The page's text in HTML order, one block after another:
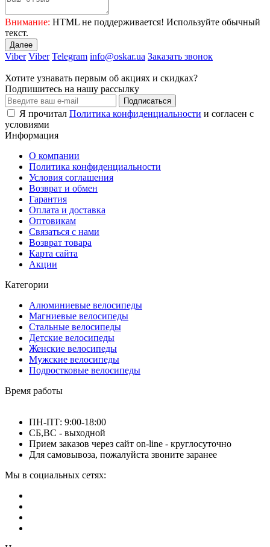
Внимание: HTML не поддерживается! Используйте обычный
текст.
Далее
Viber Viber Telegram info@oskar.ua Заказать звонок
Хотите узнавать первым об акциях и скидках?
Подпишитесь на нашу рассылку
Подписаться
Я прочитал Политика конфиденциальности и согласен с
условиями
Информация
О компании
Политика конфиденциальности
Условия соглашения
Возврат и обмен
Гарантия
Оплата и доставка
Оптовикам
Связаться с нами
Возврат товара
Карта сайта
Акции
Категории
Алюминиевые велосипеды
Магниевые велосипеды
Стальные велосипеды
Детские велосипеды
Женские велосипеды
Мужские велосипеды
Подростковые велосипеды
Время работы
ПН-ПТ: 9:00-18:00
СБ,ВС - выходной
Прием заказов через сайт on-line - круглосуточно
Для самовывоза, пожалуйста звоните заранее
Мы в социальных сетях: